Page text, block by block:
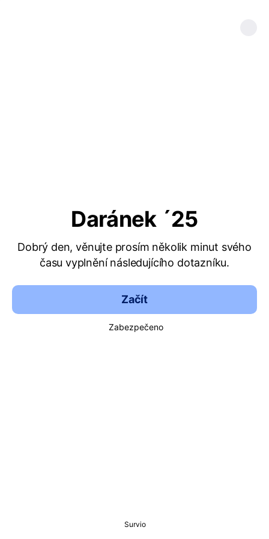
Daránek ´25
Dobrý den, věnujte prosím několik minut svého
času vyplnění následujícího dotazníku.
Začít
Zabezpečeno
Survio